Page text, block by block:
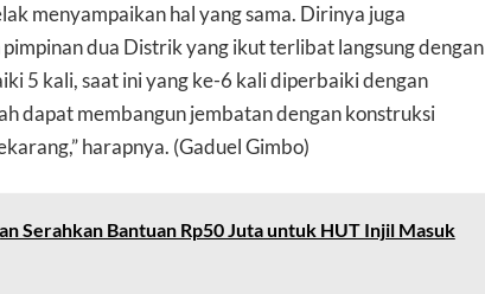
menyampaikan hal yang sama. Dirinya juga
dua Distrik yang ikut terlibat langsung dengan
5 kali, saat ini yang ke-6 kali diperbaiki dengan
dapat membangun jembatan dengan konstruksi
harapnya. (Gaduel Gimbo)
Serahkan Bantuan Rp50 Juta untuk HUT Injil Masuk